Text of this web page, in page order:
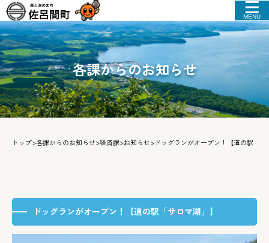
MENU
各課からのお知らせ
トップ>各課からのお知らせ>経済課>お知らせ> ドッグランがオープン！【道の駅「
ドッグランがオープン！【道の駅「サロマ湖」】